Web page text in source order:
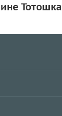
Тотошка